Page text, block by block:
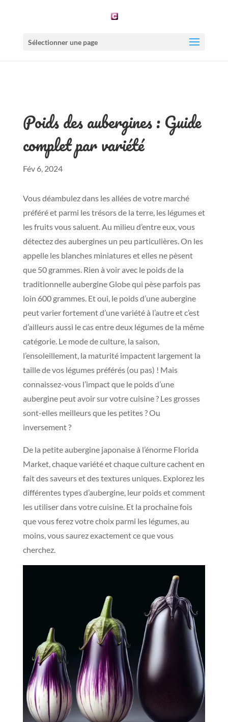
Sélectionner une page
Poids des aubergines : Guide
complet par variété
Fév 6, 2024
Vous déambulez dans les allées de votre marché
préféré et parmi les trésors de la terre, les légumes et
les fruits vous saluent. Au milieu d’entre eux, vous
détectez des aubergines un peu particulières. On les
appelle les blanches miniatures et elles ne pèsent
que 50 grammes. Rien à voir avec le poids de la
traditionnelle aubergine Globe qui pèse parfois pas
loin 600 grammes. Et oui, le poids d’une aubergine
peut varier fortement d’une variété à l’autre et c’est
d’ailleurs aussi le cas entre deux légumes de la même
catégorie. Le mode de culture, la saison,
l’ensoleillement, la maturité impactent largement la
taille de vos légumes préférés (ou pas) ! Mais
connaissez-vous l’impact que le poids d’une
aubergine peut avoir sur votre cuisine ? Les grosses
sont-elles meilleurs que les petites ? Ou
inversement ?
De la petite aubergine japonaise à l’énorme Florida
Market, chaque variété et chaque culture cachent en
fait des saveurs et des textures uniques. Explorez les
différentes types d’aubergine, leur poids et comment
les utiliser dans votre cuisine. Et la prochaine fois
que vous ferez votre choix parmi les légumes, au
moins, vous saurez exactement ce que vous
cherchez.